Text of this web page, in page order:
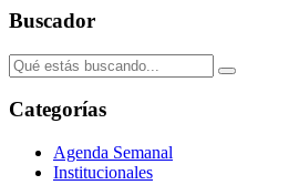
Buscador
Categorías
Agenda Semanal
Institucionales